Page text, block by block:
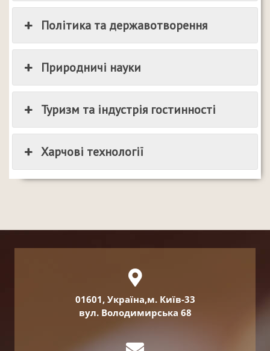
Політика та державотворення
Природничі науки
Туризм та індустрія гостинності
Харчові технології
01601, Україна,м. Київ-33
вул. Володимирська 68